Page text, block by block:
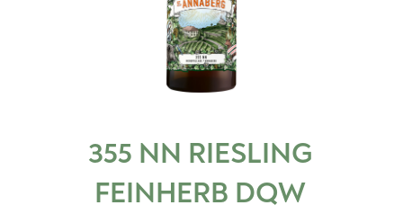
355 NN RIESLING
FEINHERB DQW